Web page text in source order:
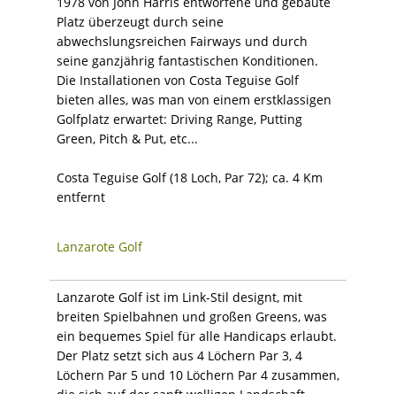
Platz überzeugt durch seine
abwechslungsreichen Fairways und durch
seine ganzjährig fantastischen Konditionen.
Die Installationen von Costa Teguise Golf
bieten alles, was man von einem erstklassigen
Golfplatz erwartet: Driving Range, Putting
Green, Pitch & Put, etc...
Costa Teguise Golf (18 Loch, Par 72); ca. 4 Km
entfernt
Lanzarote Golf
Lanzarote Golf ist im Link-Stil designt, mit
breiten Spielbahnen und großen Greens, was
ein bequemes Spiel für alle Handicaps erlaubt.
Der Platz setzt sich aus 4 Löchern Par 3, 4
Löchern Par 5 und 10 Löchern Par 4 zusammen,